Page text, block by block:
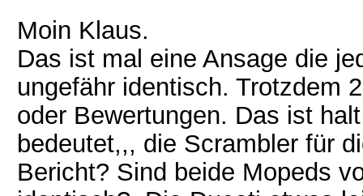
Moin Klaus.
Das ist mal eine Ansage die
ungefähr identisch. Trotzdem
oder Bewertungen. Das ist
bedeutet,,, die Scrambler für
Bericht? Sind beide Mopeds